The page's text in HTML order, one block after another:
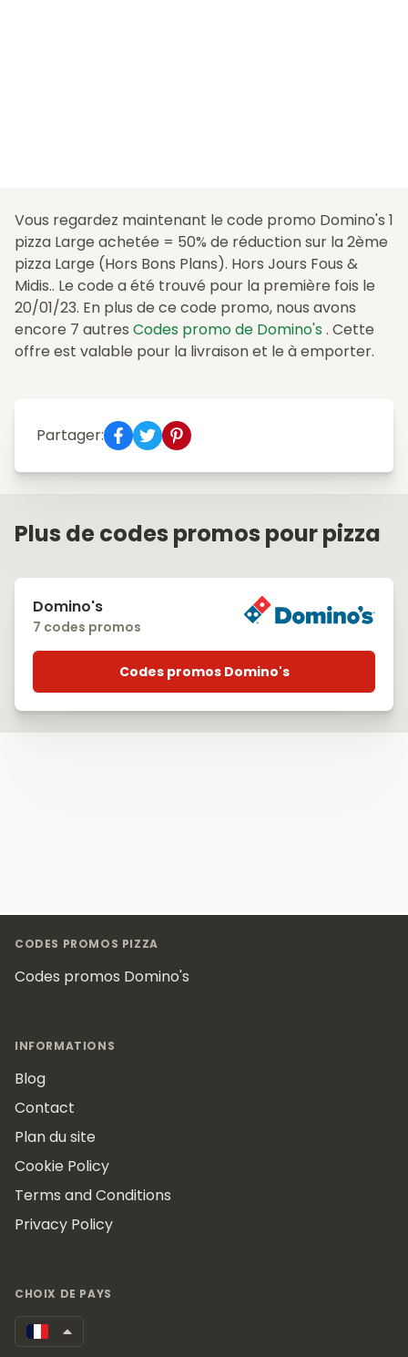
Vous regardez maintenant le code promo Domino's 1
pizza Large achetée = 50% de réduction sur la 2ème
pizza Large (Hors Bons Plans). Hors Jours Fous &
Midis.. Le code a été trouvé pour la première fois le
20/01/23. En plus de ce code promo, nous avons
encore 7 autres Codes promo de Domino's . Cette
offre est valable pour la livraison et le à emporter.
Partager:
Plus de codes promos pour pizza
Domino's
7 codes promos
Codes promos Domino's
CODES PROMOS PIZZA
Codes promos Domino's
INFORMATIONS
Blog
Contact
Plan du site
Cookie Policy
Terms and Conditions
Privacy Policy
CHOIX DE PAYS